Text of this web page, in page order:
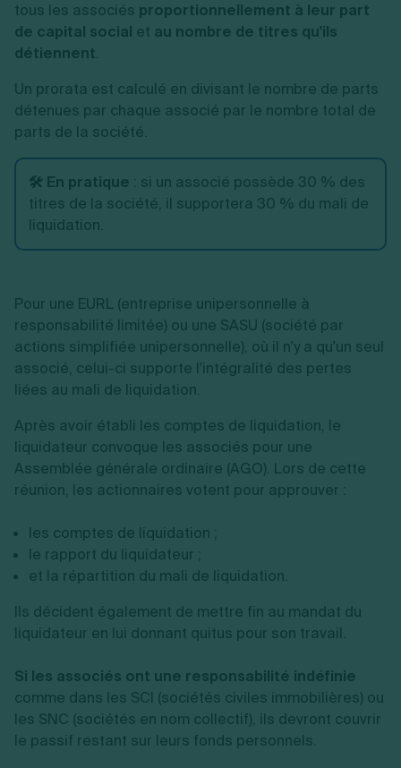
tous les associés proportionnellement à leur part
de capital social et au nombre de titres qu'ils
détiennent.
Un prorata est calculé en divisant le nombre de parts
détenues par chaque associé par le nombre total de
parts de la société.
🛠️ En pratique : si un associé possède 30 % des
titres de la société, il supportera 30 % du mali de
liquidation.
Pour une EURL (entreprise unipersonnelle à
responsabilité limitée) ou une SASU (société par
actions simplifiée unipersonnelle), où il n'y a qu'un seul
associé, celui-ci supporte l'intégralité des pertes
liées au mali de liquidation.
Après avoir établi les comptes de liquidation, le
liquidateur convoque les associés pour une
Assemblée générale ordinaire (AGO). Lors de cette
réunion, les actionnaires votent pour approuver :
les comptes de liquidation ;
le rapport du liquidateur ;
et la répartition du mali de liquidation.
Ils décident également de mettre fin au mandat du
liquidateur en lui donnant quitus pour son travail.
Si les associés ont une responsabilité indéfinie
comme dans les SCI (sociétés civiles immobilières) ou
les SNC (sociétés en nom collectif), ils devront couvrir
le passif restant sur leurs fonds personnels.